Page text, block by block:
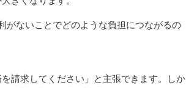
がないことでどのような負担につながるの
請求してください」と主張できます。しか